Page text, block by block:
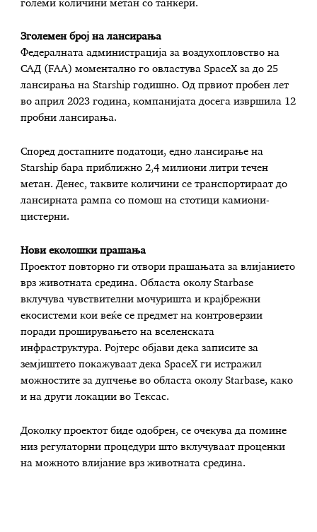
големи количини метан со танкери.
Зголемен број на лансирања
Федералната администрација за воздухопловство на
САД (FAA) моментално го овластува SpaceX за до 25
лансирања на Starship годишно. Од првиот пробен лет
во април 2023 година, компанијата досега извршила 12
пробни лансирања.
Според достапните податоци, едно лансирање на
Starship бара приближно 2,4 милиони литри течен
метан. Денес, таквите количини се транспортираат до
лансирната рампа со помош на стотици камиони-
цистерни.
Нови еколошки прашања
Проектот повторно ги отвори прашањата за влијанието
врз животната средина. Областа околу Starbase
вклучува чувствителни мочуришта и крајбрежни
екосистеми кои веќе се предмет на контроверзии
поради проширувањето на вселенската
инфраструктура. Ројтерс објави дека записите за
земјиштето покажуваат дека SpaceX ги истражил
можностите за дупчење во областа околу Starbase, како
и на други локации во Тексас.
Доколку проектот биде одобрен, се очекува да помине
низ регулаторни процедури што вклучуваат проценки
на можното влијание врз животната средина.